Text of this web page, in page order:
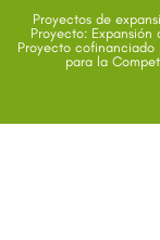
Proyectos de
Proyecto:
Proyecto cofinanciado
para la